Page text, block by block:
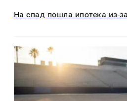
На спад пошла ипотека из-